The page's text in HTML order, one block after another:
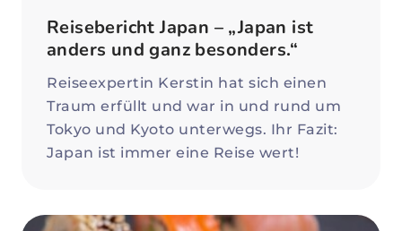
Reisebericht Japan – „Japan ist
anders und ganz besonders.“
Reiseexpertin Kerstin hat sich einen
Traum erfüllt und war in und rund um
Tokyo und Kyoto unterwegs. Ihr Fazit:
Japan ist immer eine Reise wert!